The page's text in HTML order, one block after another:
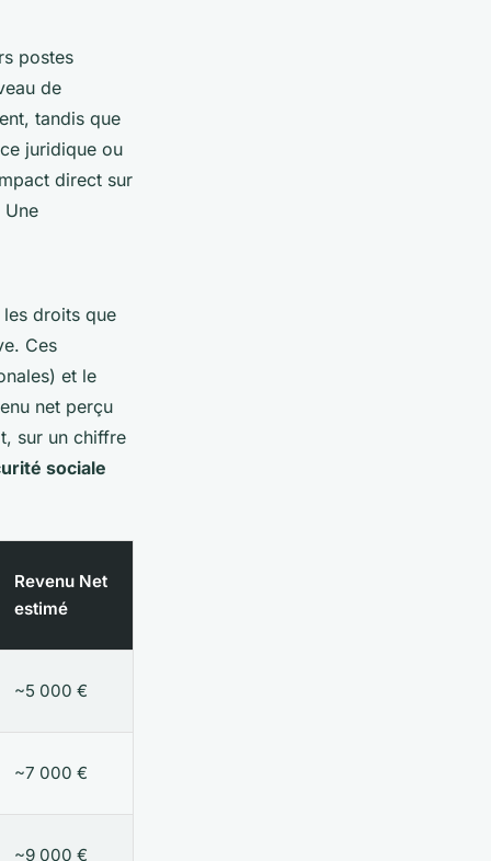
postes
de
tandis que
juridique ou
direct sur
Une
droits que
Ces
et le
net perçu
sur un chiffre
sociale
Revenu Net
estimé
~5 000 €
~7 000 €
~9 000 €